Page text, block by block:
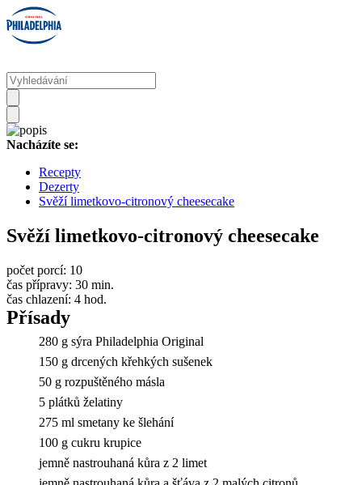
Nacházíte se:
Recepty
Dezerty
Svěží limetkovo-citronový cheesecake
Svěží limetkovo-citronový cheesecake
počet porcí: 10
čas přípravy: 30 min.
čas chlazení: 4 hod.
Přísady
280 g sýra Philadelphia Original
150 g drcených křehkých sušenek
50 g rozpuštěného másla
5 plátků želatiny
275 ml smetany ke šlehání
100 g cukru krupice
jemně nastrouhaná kůra z 2 limet